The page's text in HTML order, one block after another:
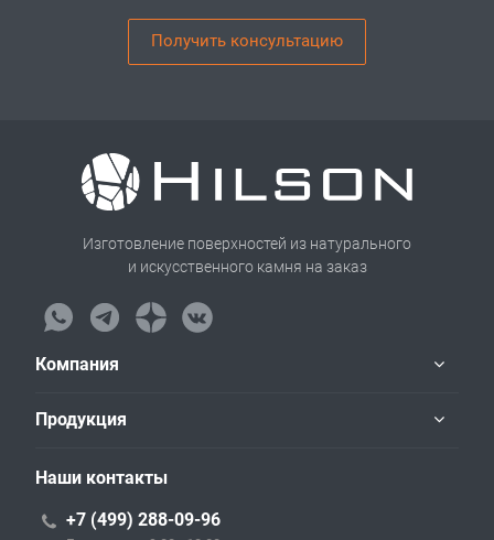
Получить консультацию
Изготовление поверхностей из натурального
и искусственного камня на заказ
Компания
Продукция
Наши контакты
+7 (499) 288-09-96